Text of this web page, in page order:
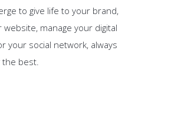
to give life to your brand,
website, manage your digital
your social network, always
best.